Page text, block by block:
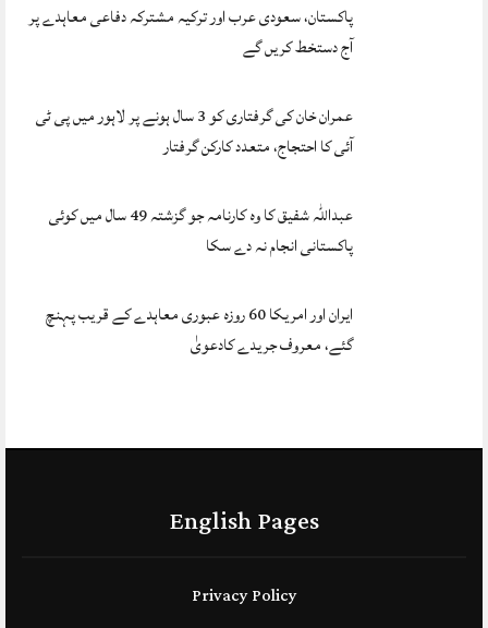
پاکستان، سعودی عرب اور ترکیہ مشترکہ دفاعی معاہدے پر
آج دستخط کریں گے
عمران خان کی گرفتاری کو 3 سال ہونے پر لاہور میں پی ٹی
آئی کا احتجاج، متعدد کارکن گرفتار
عبداللہ شفیق کا وہ کارنامہ جو گزشتہ 49 سال میں کوئی
پاکستانی انجام نہ دے سکا
ایران اور امریکا 60 روزہ عبوری معاہدے کے قریب پہنچ
گئے، معروف جریدے کادعویٰ
English Pages
Privacy Policy